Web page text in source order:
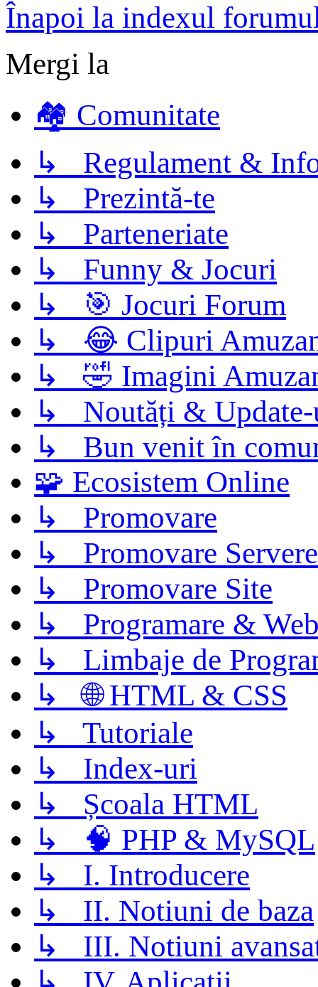
Înapoi la indexul
Mergi la
🏘️ Comunitate
↳ Regulament &
↳ Prezintă-te
↳ Parteneriate
↳ Funny & Jocuri
↳ 🎯 Jocuri Forum
↳ 😂 Clipuri
↳ 🤣 Imagini
↳ Noutăți &
↳ Bun venit în
🧩 Ecosistem Online
↳ Promovare
↳ Promovare Servere
↳ Promovare Site
↳ Programare &
↳ Limbaje de
↳ 🌐 HTML & CSS
↳ Tutoriale
↳ Index-uri
↳ Școala HTML
↳ 🧠 PHP & MySQL
↳ I. Introducere
↳ II. Notiuni de baza
↳ III. Notiuni